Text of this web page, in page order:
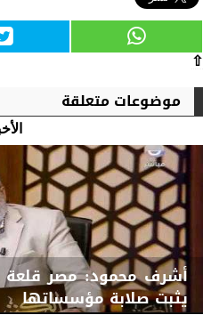
⇧
موضوعات متعلقة
أشرف محمود: مصر قلعة
يثبت صلابة مؤسساتها